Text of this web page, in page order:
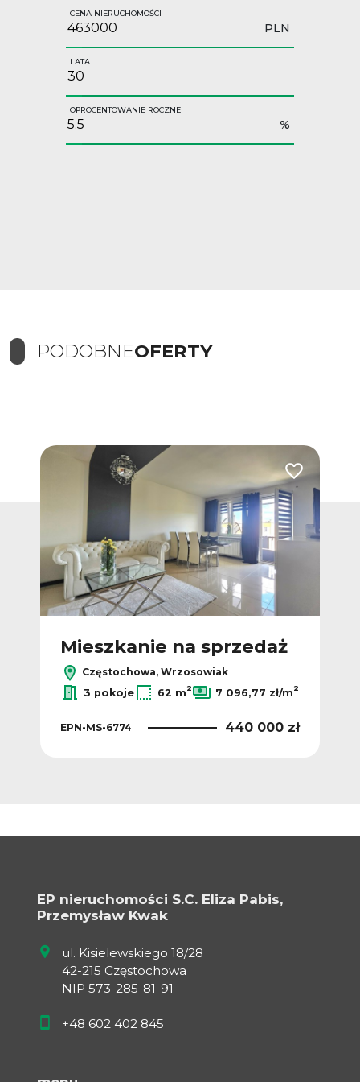
CENA NIERUCHOMOŚCI
PLN
LATA
OPROCENTOWANIE ROCZNE
%
PODOBNEOFERTY
Dodaj do
Mieszkanie na sprzedaż
Częstochowa, Wrzosowiak
3 pokoje
62 m2 7 096,77 zł/m2
EPN-MS-6774 440 000 zł
EP nieruchomości S.C. Eliza Pabis,
Przemysław Kwak
ul. Kisielewskiego 18/28
42-215 Częstochowa
NIP 573-285-81-91
+48 602 402 845